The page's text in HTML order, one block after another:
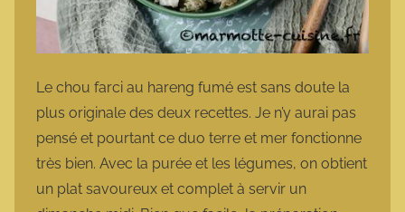
Le chou farci au hareng fumé est sans doute la
plus originale des deux recettes. Je n’y aurai pas
pensé et pourtant ce duo terre et mer fonctionne
très bien. Avec la purée et les légumes, on obtient
un plat savoureux et complet à servir un